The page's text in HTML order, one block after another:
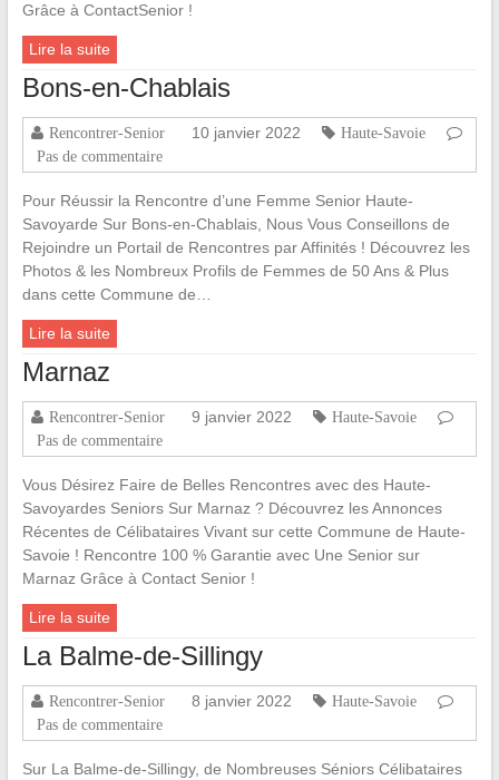
Grâce à ContactSenior !
Lire la suite
Bons-en-Chablais
Rencontrer-Senior 10 janvier 2022
Haute-Savoie
Pas de commentaire
Pour Réussir la Rencontre d’une Femme Senior Haute-
Savoyarde Sur Bons-en-Chablais, Nous Vous Conseillons de
Rejoindre un Portail de Rencontres par Affinités ! Découvrez les
Photos & les Nombreux Profils de Femmes de 50 Ans & Plus
dans cette Commune de…
Lire la suite
Marnaz
Rencontrer-Senior 9 janvier 2022
Haute-Savoie
Pas de commentaire
Vous Désirez Faire de Belles Rencontres avec des Haute-
Savoyardes Seniors Sur Marnaz ? Découvrez les Annonces
Récentes de Célibataires Vivant sur cette Commune de Haute-
Savoie ! Rencontre 100 % Garantie avec Une Senior sur
Marnaz Grâce à Contact Senior !
Lire la suite
La Balme-de-Sillingy
Rencontrer-Senior 8 janvier 2022
Haute-Savoie
Pas de commentaire
Sur La Balme-de-Sillingy, de Nombreuses Séniors Célibataires